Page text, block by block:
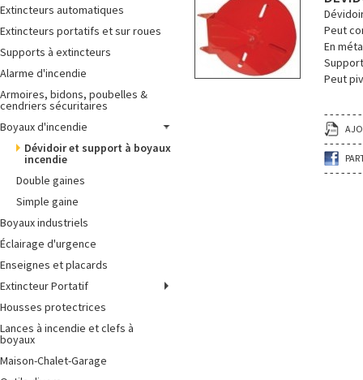
Extincteurs automatiques
Extincteurs portatifs et sur roues
Supports à extincteurs
Alarme d'incendie
Armoires, bidons, poubelles &
cendriers sécuritaires
Boyaux d'incendie
Dévidoir et support à boyaux
incendie
Double gaines
Simple gaine
Boyaux industriels
Éclairage d'urgence
Enseignes et placards
Extincteur Portatif
Housses protectrices
Lances à incendie et clefs à
boyaux
Maison-Chalet-Garage
Peut
En
Peut